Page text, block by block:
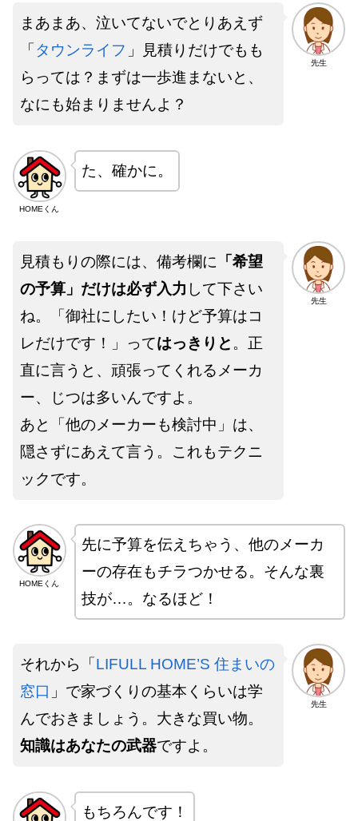
先生
まあまあ、泣いてないでとりあえず
「 タウンライフ 」見積りだけでもも
らっては？まずは一歩進まないと、
なにも始まりませんよ？
HOMEくん
た、確かに。
先生
見積もりの際には、備考欄に 「希望
の予算」だけは必ず入力 して下さい
ね。「御社にしたい！けど予算はコ
レだけです！」ってはっきりと 。正
直に言うと、頑張ってくれるメーカ
ー、じつは多いんですよ。
あと「他のメーカーも検討中」は、
隠さずにあえて言う。これもテクニ
ックです。
HOMEくん
先に予算を伝えちゃう、他のメーカ
ーの存在もチラつかせる。そんな裏
技が…。なるほど！
先生
それから「 LIFULL HOME’S 住まいの
窓口 」で家づくりの基本くらいは学
んでおきましょう。大きな買い物。
知識はあなたの武器ですよ。
もちろんです！